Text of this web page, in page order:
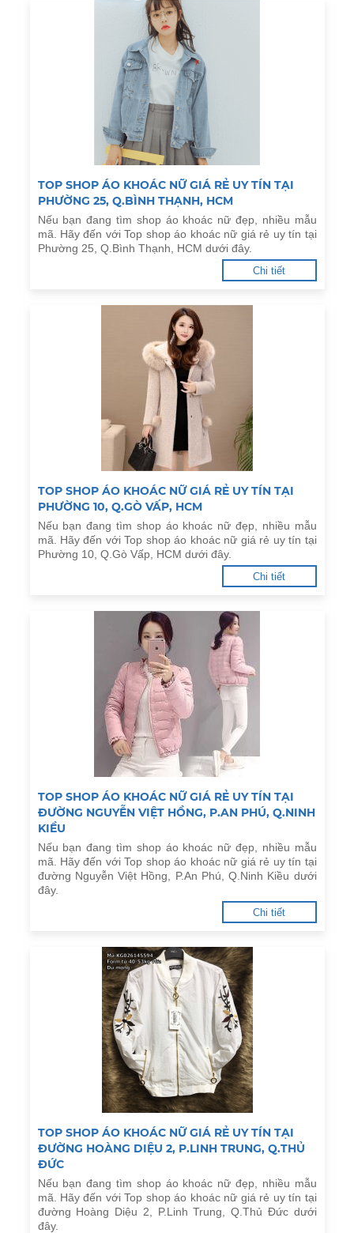
TOP SHOP ÁO KHOÁC NỮ GIÁ RẺ UY TÍN TẠI
PHƯỜNG 25, Q.BÌNH THẠNH, HCM
Nếu bạn đang tìm shop áo khoác nữ đẹp, nhiều mẫu
mã. Hãy đến với Top shop áo khoác nữ giá rẻ uy tín tại
Phường 25, Q.Bình Thạnh, HCM dưới đây.
Chi tiết
TOP SHOP ÁO KHOÁC NỮ GIÁ RẺ UY TÍN TẠI
PHƯỜNG 10, Q.GÒ VẤP, HCM
Nếu bạn đang tìm shop áo khoác nữ đẹp, nhiều mẫu
mã. Hãy đến với Top shop áo khoác nữ giá rẻ uy tín tại
Phường 10, Q.Gò Vấp, HCM dưới đây.
Chi tiết
TOP SHOP ÁO KHOÁC NỮ GIÁ RẺ UY TÍN TẠI
ĐƯỜNG NGUYỄN VIỆT HỒNG, P.AN PHÚ, Q.NINH
KIỀU
Nếu bạn đang tìm shop áo khoác nữ đẹp, nhiều mẫu
mã. Hãy đến với Top shop áo khoác nữ giá rẻ uy tín tại
đường Nguyễn Việt Hồng, P.An Phú, Q.Ninh Kiều dưới
đây.
Chi tiết
TOP SHOP ÁO KHOÁC NỮ GIÁ RẺ UY TÍN TẠI
ĐƯỜNG HOÀNG DIỆU 2, P.LINH TRUNG, Q.THỦ
ĐỨC
Nếu bạn đang tìm shop áo khoác nữ đẹp, nhiều mẫu
mã. Hãy đến với Top shop áo khoác nữ giá rẻ uy tín tại
đường Hoàng Diệu 2, P.Linh Trung, Q.Thủ Đức dưới
đây.